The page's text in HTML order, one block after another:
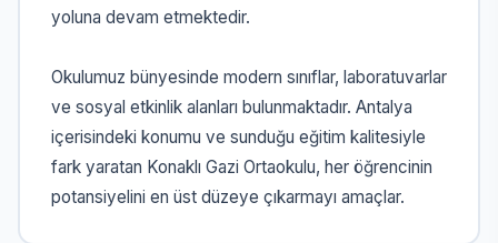
yoluna devam etmektedir.
Okulumuz bünyesinde modern sınıflar, laboratuvarlar
ve sosyal etkinlik alanları bulunmaktadır. Antalya
içerisindeki konumu ve sunduğu eğitim kalitesiyle
fark yaratan Konaklı Gazi Ortaokulu, her öğrencinin
potansiyelini en üst düzeye çıkarmayı amaçlar.